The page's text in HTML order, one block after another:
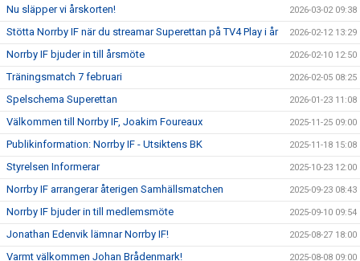
Nu släpper vi årskorten! 2026-03-02 09:38
Stötta Norrby IF när du streamar Superettan på TV4 Play i år 2026-02-12 13:29
Norrby IF bjuder in till årsmöte 2026-02-10 12:50
Träningsmatch 7 februari 2026-02-05 08:25
Spelschema Superettan 2026-01-23 11:08
Välkommen till Norrby IF, Joakim Foureaux 2025-11-25 09:00
Publikinformation: Norrby IF - Utsiktens BK 2025-11-18 15:08
Styrelsen Informerar 2025-10-23 12:00
Norrby IF arrangerar återigen Samhällsmatchen 2025-09-23 08:43
Norrby IF bjuder in till medlemsmöte 2025-09-10 09:54
Jonathan Edenvik lämnar Norrby IF! 2025-08-27 18:00
Varmt välkommen Johan Brådenmark! 2025-08-08 09:00